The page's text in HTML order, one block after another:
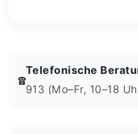
☎
Telefonische
913 (Mo–Fr, 10–18